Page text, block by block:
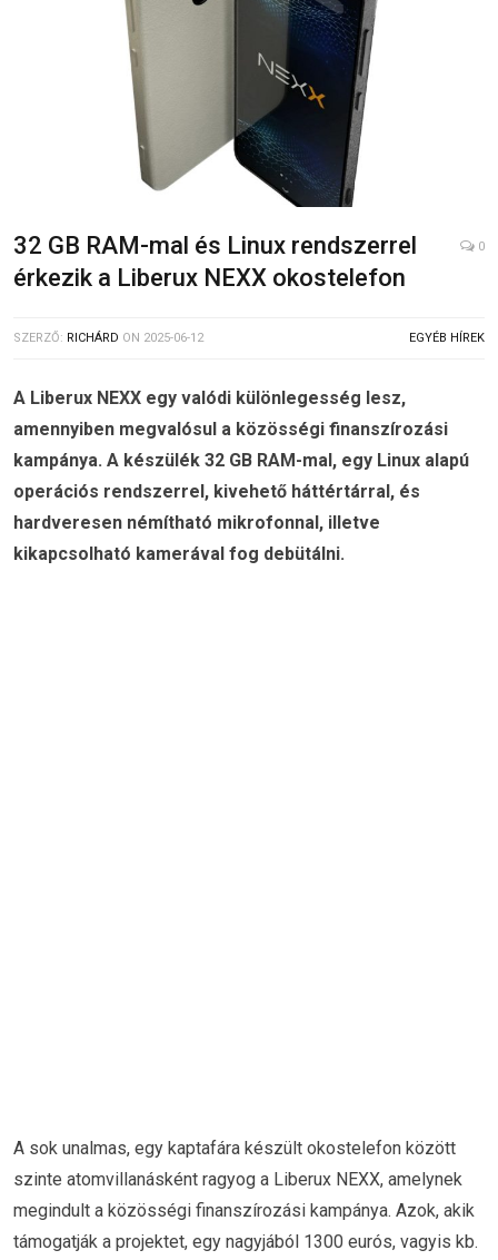
32 GB RAM-mal és Linux rendszerrel
érkezik a Liberux NEXX okostelefon
0
SZERZŐ: RICHÁRD ON 2025-06-12 EGYÉB HÍREK
A Liberux NEXX egy valódi különlegesség lesz,
amennyiben megvalósul a közösségi finanszírozási
kampánya. A készülék 32 GB RAM-mal, egy Linux alapú
operációs rendszerrel, kivehető háttértárral, és
hardveresen némítható mikrofonnal, illetve
kikapcsolható kamerával fog debütálni.
A sok unalmas, egy kaptafára készült okostelefon között
szinte atomvillanásként ragyog a Liberux NEXX, amelynek
megindult a közösségi finanszírozási kampánya. Azok, akik
támogatják a projektet, egy nagyjából 1300 eurós, vagyis kb.